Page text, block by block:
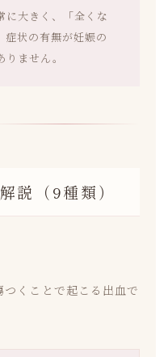
に大きく、「全くな
症状の有無が妊娠の
ません。
説（9種類）
くことで起こる出血で